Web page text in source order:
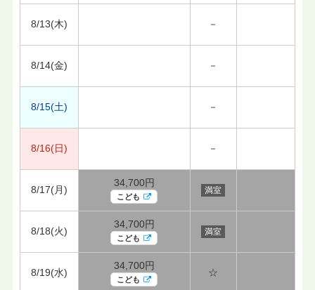
8/13(木) －
8/14(金) －
8/15(土) －
8/16(日) －
8/17(月)
34,700円
こども
満室
8/18(火)
34,700円
こども
満室
8/19(水)
34,700円
こども
☆